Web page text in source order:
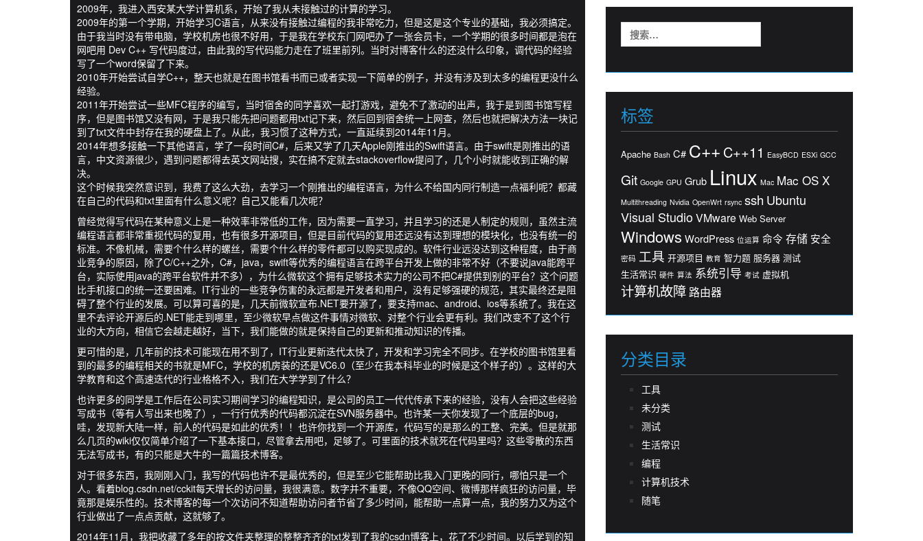
2009年，我进入西安某大学计算机系，开始了我从未接触过的计算的学习。
2009年的第一个学期，开始学习C语言，从来没有接触过编程的我非常吃力，但是这是这个专业的基础，我必须搞定。
由于我当时没有带电脑，学校机房也很不好用，于是我在学校东门网吧办了一张会员卡，一个学期的很多时间都是泡在
网吧用 Dev C++ 写代码度过，由此我的写代码能力走在了班里前列。当时对博客什么的还没什么印象，调代码的经验
写了一个word保留了下来。
2010年开始尝试自学C++，整天也就是在图书馆看书而已或者实现一下简单的例子，并没有涉及到太多的编程更没什么
经验。
2011年开始尝试一些MFC程序的编写，当时宿舍的同学喜欢一起打游戏，避免不了激动的出声，我于是到图书馆写程
序，但是图书馆又没有网，于是我只能先把问题都用txt记下来，然后回到宿舍统一上网查，然后也就把解决方法一块记
到了txt文件中封存在我的硬盘上了。从此，我习惯了这种方式，一直延续到2014年11月。
2014年想多接触一下其他语言，学了一段时间C#，后来又学了几天Apple刚推出的Swift语言。由于swift是刚推出的语
言，中文资源很少，遇到问题都得去英文网站搜，实在搞不定就去stackoverflow提问了，几个小时就能收到正确的解
决。
这个时候我突然意识到，我费了这么大劲，去学习一个刚推出的编程语言，为什么不给国内同行制造一点福利呢？都藏
在自己的代码和txt里面有什么意义呢？自己又能看几次呢？
曾经觉得写代码在某种意义上是一种效率非常低的工作，因为需要一直学习，并且学习的还是人制定的规则，虽然主流
编程语言都非常重视代码的复用，也有很多开源项目，但是目前代码的复用还远没有达到理想的模块化，也没有统一的
标准。不像机械，需要个什么样的螺丝，需要个什么样的零件都可以购买现成的。软件行业远没达到这种程度，由于商
业竞争的原因，除了C/C++之外，C#，java，swift等优秀的编程语言在跨平台开发上做的非常不好（不要说java能跨平
台，实际使用java的跨平台软件并不多），为什么微软这个拥有足够技术实力的公司不把C#提供到别的平台？这个问题
比手机接口的统一还要困难。IT行业的一些竞争伤害的永远都是开发者和用户，没有足够强硬的规范，其实最终还是阻
碍了整个行业的发展。可以算可喜的是，几天前微软宣布.NET要开源了，要支持mac、android、ios等系统了。我在这
里不去评论开源后的.NET能走到哪里，至少微软早点做这件事情对微软、对整个行业会更有利。我们改变不了这个行
业的大方向，相信它会越走越好，当下，我们能做的就是保持自己的更新和推动知识的传播。
更可惜的是，几年前的技术可能现在用不到了，IT行业更新迭代太快了，开发和学习完全不同步。在学校的图书馆里看
到的最多的编程相关的书就是MFC，学校的机房装的还是VC6.0（至少在我本科毕业的时候是这个样子的）。这样的大
学教育和这个高速迭代的行业格格不入，我们在大学学到了什么？
也许更多的同学是工作后在公司实习期间学习的编程知识，是公司的员工一代代传承下来的经验，没有人会把这些经验
写成书（等有人写出来也晚了），一行行优秀的代码都沉淀在SVN服务器中。也许某一天你发现了一个底层的bug，
哇，发现新大陆一样，前人的代码是如此的优秀！！也许你找到一个开源库，代码写的是那么的工整、完美。但是就那
么几页的wiki仅仅简单介绍了一下基本接口，尽管拿去用吧，足够了。可里面的技术就死在代码里吗？这些零散的东西
无法写成书，有的只能是大牛的一篇篇技术博客。
对于很多东西，我刚刚入门，我写的代码也许不是最优秀的，但是至少它能帮助比我入门更晚的同行，哪怕只是一个
人。看着blog.csdn.net/cckit每天增长的访问量，我很满意。数字并不重要，不像QQ空间、微博那样疯狂的访问量，毕
竟那是娱乐性的。技术博客的每一个次访问不知道帮助访问者节省了多少时间，能帮助一点算一点，我的努力又为这个
行业做出了一点点贡献，这就够了。
2014年11月，我把收藏了多年的按文件夹整理的整整齐齐的txt发到了我的csdn博客上，花了不少时间。以后学到的知
索：
标签
Apache Bash C# C++ C++11 EasyBCD ESXi GCC
Git Google GPU Grub Linux Mac Mac OS X
Multithreading Nvidia OpenWrt rsync ssh Ubuntu
Visual StudioVMware Web Server
Windows WordPress 位运算 命令 存储 安全
密码 工具 开源项目 教育 智力题 服务器 测试
生活常识 硬件 算法 系统引导 考试 虚拟机
计算机故障 路由器
分类目录
工具
未分类
测试
生活常识
编程
计算机技术
随笔